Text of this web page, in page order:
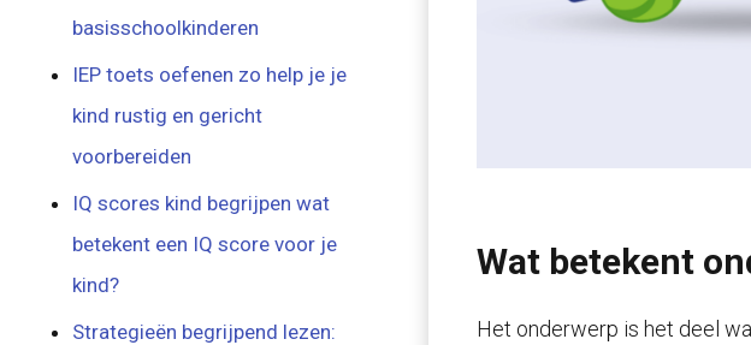
Wat betekent
Het onderwerp is het deel
basisschoolkinderen
IEP toets oefenen zo help je je
kind rustig en gericht
voorbereiden
IQ scores kind begrijpen wat
betekent een IQ score voor je
kind?
Strategieën begrijpend lezen: